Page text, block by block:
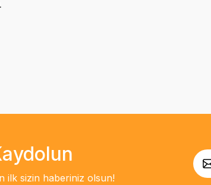
ilk sizin haberiniz olsun!